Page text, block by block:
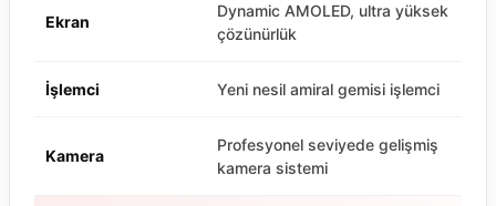
Ekran
Dynamic AMOLED, ultra yüksek
çözünürlük
İşlemci Yeni nesil amiral gemisi işlemci
Kamera
Profesyonel seviyede gelişmiş
kamera sistemi